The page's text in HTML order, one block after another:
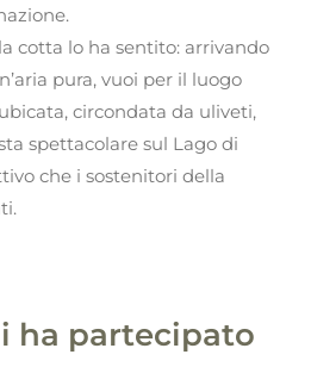
cotta lo ha sentito: arrivando
pura, vuoi per il luogo
circondata da uliveti,
spettacolare sul Lago di
che i sostenitori della
ha partecipato